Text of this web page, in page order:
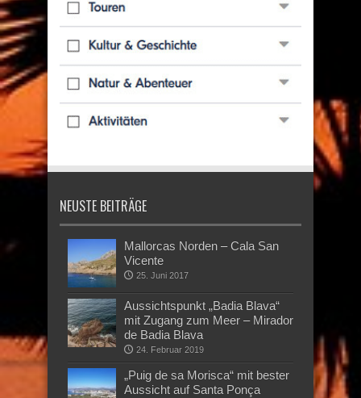
NEUSTE BEITRÄGE
Mallorcas Norden – Cala San
Vicente
25. Juni 2017
Aussichtspunkt „Badia Blava“
mit Zugang zum Meer – Mirador
de Badia Blava
24. Februar 2019
„Puig de sa Morisca“ mit bester
Aussicht auf Santa Ponça